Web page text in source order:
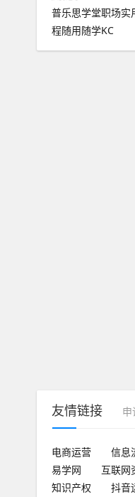
普乐思学堂职场实
程随用随学KC
友情链接 申
电商运营 信息
易学网
互联网
知识产权
抖音